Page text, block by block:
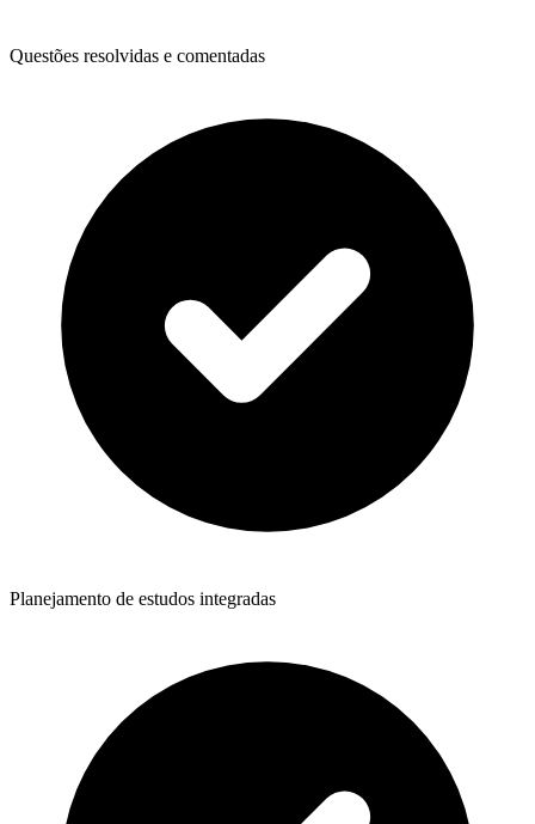
Questões resolvidas e comentadas
Planejamento de estudos integradas